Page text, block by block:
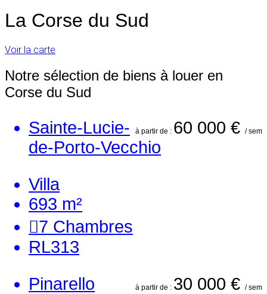
La Corse du Sud
Voir la carte
Notre sélection de biens à louer en
Corse du Sud
à partir de : 60 000 € / sem
Sainte-Lucie-
de-Porto-Vecchio
Villa
693 m²
7 Chambres
RL313
à partir de : 30 000 € / sem
Pinarello